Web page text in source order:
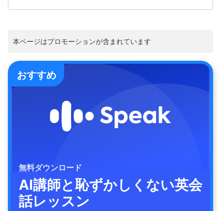
本ページはプロモーションが含まれています
おすすめ
無料ダウンロード
AI講師と恥ずかしくない英会
話レッスン